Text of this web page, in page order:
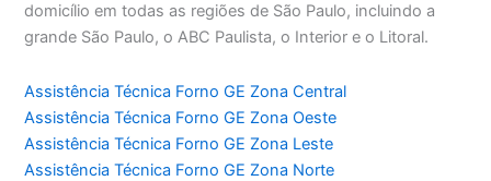
domicílio em todas as regiões de São Paulo, incluindo a
grande São Paulo, o ABC Paulista, o Interior e o Litoral.
Assistência Técnica Forno GE Zona Central
Assistência Técnica Forno GE Zona Oeste
Assistência Técnica Forno GE Zona Leste
Assistência Técnica Forno GE Zona Norte